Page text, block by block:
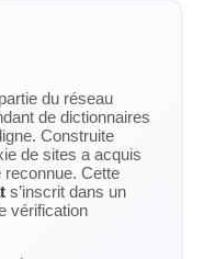
du réseau
de dictionnaires
Construite
de sites a acquis
reconnue. Cette
s’inscrit dans un
vérification